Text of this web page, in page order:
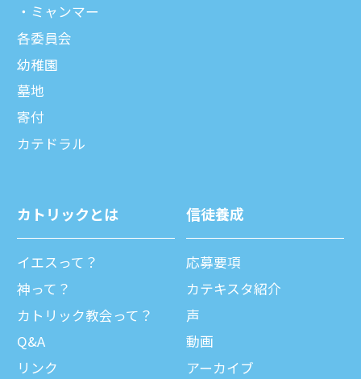
ミャンマー
各委員会
幼稚園
墓地
寄付
カテドラル
カトリックとは
イエスって？
神って？
カトリック教会って？
Q&A
リンク
信徒養成
応募要項
カテキスタ紹介
声
動画
アーカイブ